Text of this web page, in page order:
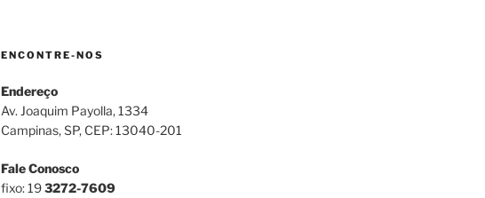
ENCONTRE-NOS
Endereço
Av. Joaquim Payolla, 1334
Campinas, SP, CEP: 13040-201
Fale Conosco
fixo: 193272-7609